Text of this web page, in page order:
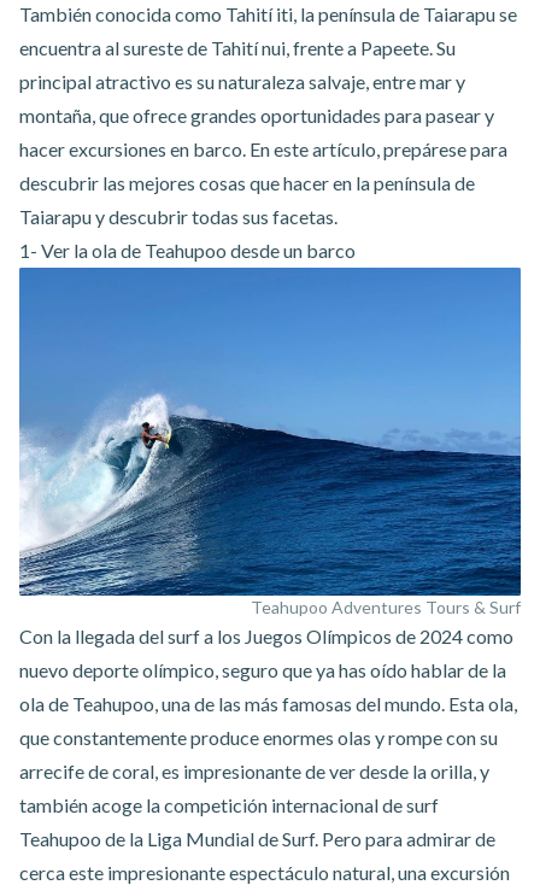
También conocida como Tahití iti, la península de Taiarapu se
encuentra al sureste de Tahití nui, frente a Papeete. Su
principal atractivo es su naturaleza salvaje, entre mar y
montaña, que ofrece grandes oportunidades para pasear y
hacer excursiones en barco. En este artículo, prepárese para
descubrir las mejores cosas que hacer en la península de
Taiarapu y descubrir todas sus facetas.
1- Ver la ola de Teahupoo desde un barco
Teahupoo Adventures Tours & Surf
Con la llegadadel surf a los Juegos Olímpicos de 2024como
nuevo deporte olímpico, seguro que ya has oído hablar de la
ola de Teahupoo, una de las más famosas del mundo. Esta ola,
que constantemente produce enormes olas y rompe con su
arrecife de coral, es impresionante de ver desde la orilla, y
también acoge la competición internacional de surf
Teahupoo de la Liga Mundial de Surf. Pero para admirar de
cerca este impresionante espectáculo natural, unaexcursión